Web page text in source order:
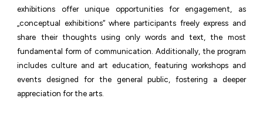
exhibitions offer unique opportunities for engagement, as
„conceptual exhibitions“ where participants freely express and
share their thoughts using only words and text, the most
fundamental form of communication. Additionally, the program
includes culture and art education, featuring workshops and
events designed for the general public, fostering a deeper
appreciation for the arts.